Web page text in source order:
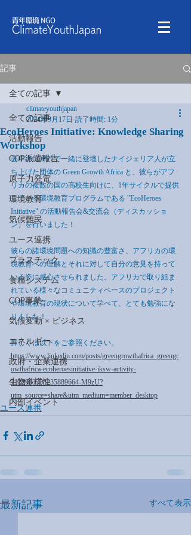
記事
全ての記事
活動報告
COP派遣報告
原子力発電
環境教育
気候難民
ユース連携
プラスチック
食糧システム
COP事業
気候変動 × ビジネス
エネルギー
政府・企業連携
生物多様性
内部イベント
全ての記事
EcoHeroes Initiative: Knowledge Sharing
Workshop
climateyouthjapan
2024年9月17日 読了時間: 1分
去年のCOP27で一緒に登壇したナイジェリア人が立
ち上げた団体の Green Growth Africa と、彼らがアフ
リカの複数の国の高校生向けに、1年サイクルで提供
している環境教育プログラムである "EcoHeroes
Initiative" の活動報告会&交流会（ディスカッショ
ン）を行いました！
彼らの諸環境問題への知識の豊富さ、アフリカの環
境教育への理解とそれに対して自分の意見を持って
いる姿に感心させられました。アフリカで取り組ま
れている様々なコミュニティベースのプロジェクト
や環境教育の現状について学べて、とても勉強にな
りました！
詳しくは以下をご参照ください。
https://www.linkedin.com/posts/greengrowthafrica_greengr
owthafrica-ecoheroesinitiative-iksw-activity-
7122983758235889664-M9zU?
utm_source=share&utm_medium=member_desktop
ユース連携
最新記事 すべて表示